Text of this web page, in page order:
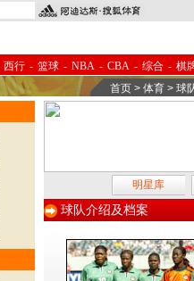
西行 - 篮球 - NBA - CBA - 综合 - 棋
首页 > 体育 > 球
明星库
球队介绍及档案